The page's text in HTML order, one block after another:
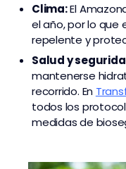
Clima:El
el año, por lo que
repelente y
Salud y
mantenerse
recorrido. En
todos los
medidas de